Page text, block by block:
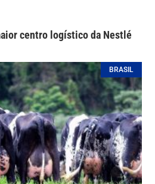
centro logístico da Nestlé
BRASIL